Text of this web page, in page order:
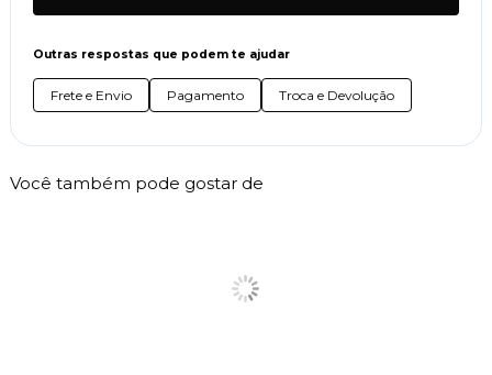
Outras respostas que podem te ajudar
Frete e Envio Pagamento Troca e Devolução
Você também pode gostar de